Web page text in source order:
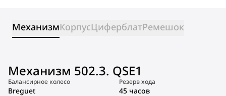
МеханизмКорпусЦиферблатРемешок
Механизм 502.3. QSE1
Балансирное колесо
Breguet
Резерв хода
45 часов